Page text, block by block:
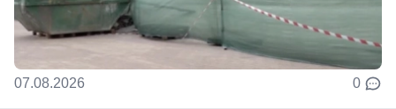
07.08.2026 0